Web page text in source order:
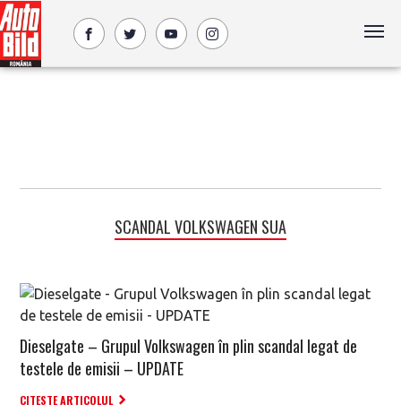
SCANDAL VOLKSWAGEN SUA
Dieselgate – Grupul Volkswagen în plin scandal legat de
testele de emisii – UPDATE
CITESTE ARTICOLUL